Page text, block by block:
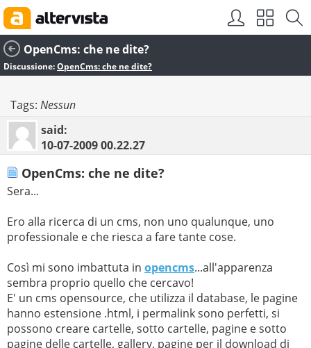
OpenCms: che ne dite?
Discussione:OpenCms: che ne dite?
Tags: Nessun
said:
10-07-200900.22.27
OpenCms: che ne dite?
Sera...
Ero alla ricerca di un cms, non uno qualunque, uno
professionale e che riesca a fare tante cose.
Così mi sono imbattuta in opencms...all'apparenza
sembra proprio quello che cercavo!
E' un cms opensource, che utilizza il database, le pagine
hanno estensione .html, i permalink sono perfetti, si
possono creare cartelle, sotto cartelle, pagine e sotto
pagine delle cartelle, gallery, pagine per il download di